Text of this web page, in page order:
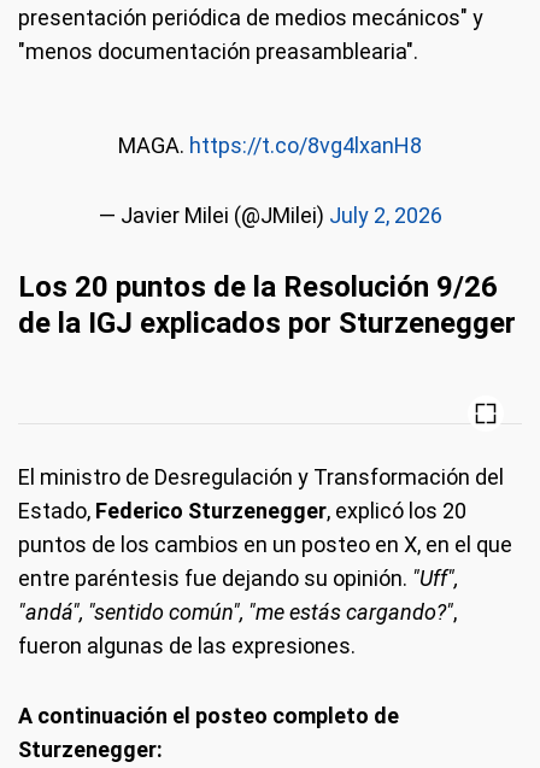
presentación periódica de medios mecánicos" y
"menos documentación preasamblearia".
MAGA. https://t.co/8vg4lxanH8
— Javier Milei (@JMilei) July 2, 2026
Los 20 puntos de la Resolución 9/26
de la IGJ explicados por Sturzenegger
El ministro de Desregulación y Transformación del
Estado, Federico Sturzenegger, explicó los 20
puntos de los cambios en un posteo en X, en el que
entre paréntesis fue dejando su opinión. "Uff",
"andá", "sentido común", "me estás cargando?",
fueron algunas de las expresiones.
A continuación el posteo completo de
Sturzenegger: